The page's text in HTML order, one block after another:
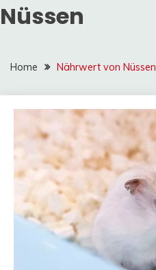
Nüssen
Home Nährwert von Nüssen